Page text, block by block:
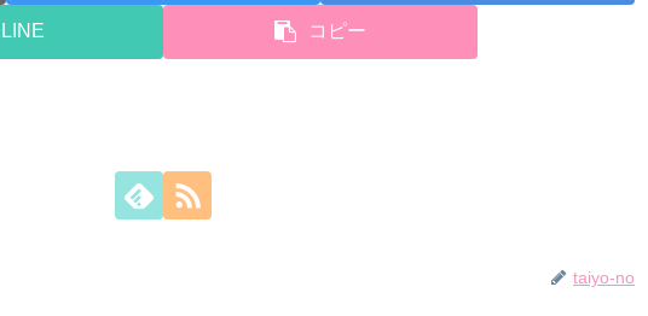
LINE コピー
taiyo-no